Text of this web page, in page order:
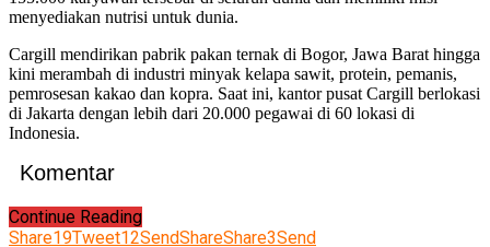
menyediakan nutrisi untuk dunia.
Cargill mendirikan pabrik pakan ternak di Bogor, Jawa Barat hingga
kini merambah di industri minyak kelapa sawit, protein, pemanis,
pemrosesan kakao dan kopra. Saat ini, kantor pusat Cargill berlokasi
di Jakarta dengan lebih dari 20.000 pegawai di 60 lokasi di
Indonesia.
Komentar
Continue Reading
Share19Tweet12SendShareShare3Send